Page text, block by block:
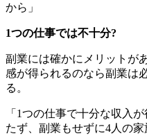
から」
1つの仕事では不十分?
副業には確かにメリットが
感が得られるのなら副業は
る。
「1つの仕事で十分な収入
たず、副業もせずに4人の